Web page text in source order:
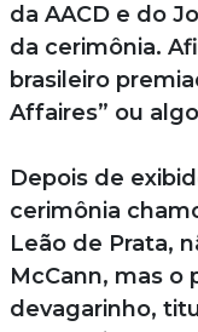
da AACD e do
da cerimônia.
brasileiro
Affaires” ou
Depois de
cerimônia
Leão de Prata,
McCann, mas o
devagarinho,